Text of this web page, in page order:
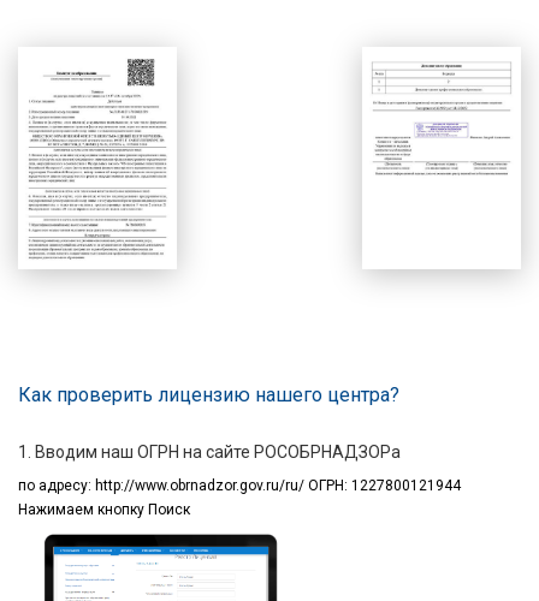
Как проверить лицензию нашего центра?
1. Вводим наш ОГРН на сайте РОСОБРНАДЗОРа
по адресу: http://www.obrnadzor.gov.ru/ru/ ОГРН: 1227800121944
Нажимаем кнопку Поиск